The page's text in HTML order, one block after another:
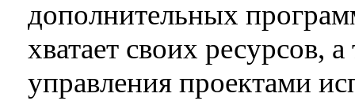
дополнительных
хватает своих ресурсов,
управления проектами